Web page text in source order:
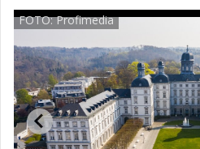
FOTO: Profimedia